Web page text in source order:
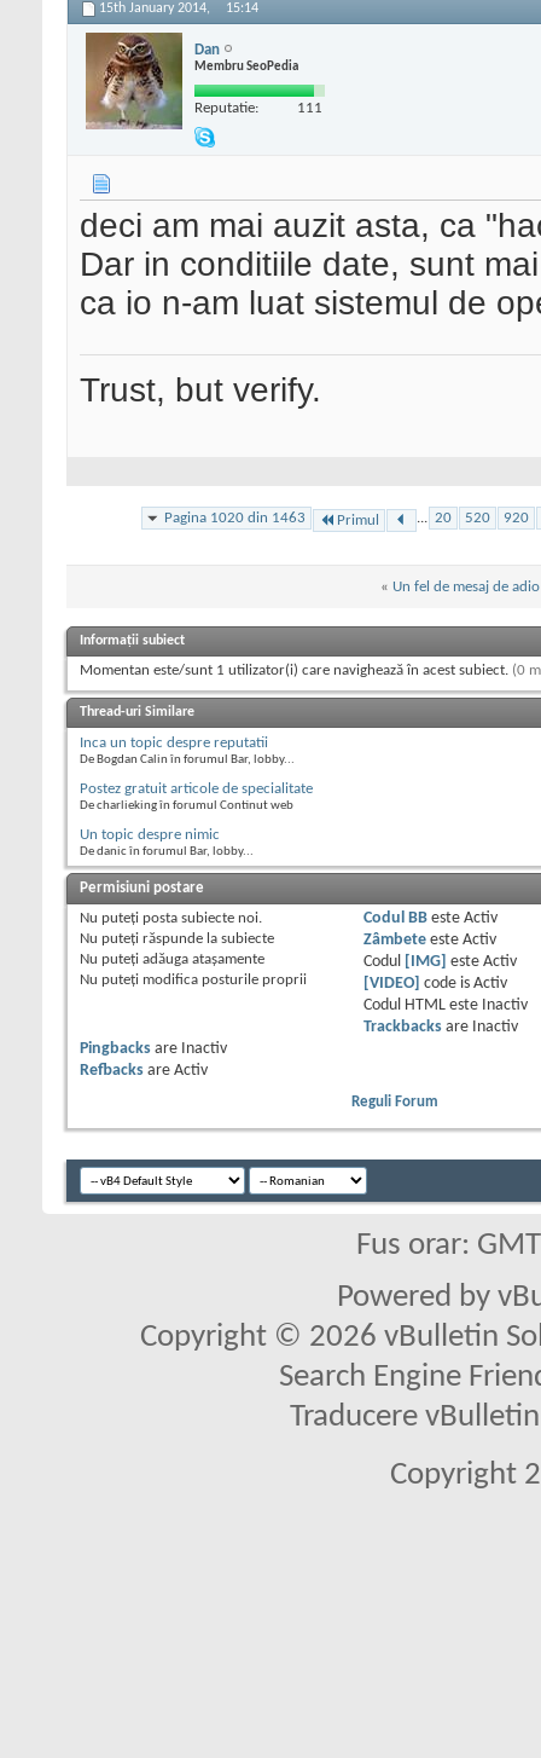
15th January 2014, 15:14
Dan
Membru SeoPedia
Reputatie: 111
deci am mai auzit asta, ca
Dar in conditiile date, sunt
ca io n-am luat sistemul de
Trust, but verify.
Pagina 1020 din 1463 Primul ... 20 520 920
« Un fel de mesaj de adio
Informații subiect
Momentan este/sunt 1 utilizator(i) care navighează în acest subiect. (0
Thread-uri Similare
Inca un topic despre reputatii
De Bogdan Calin în forumul Bar, lobby...
Postez gratuit articole de specialitate
De charlieking în forumul Continut web
Un topic despre nimic
De danic în forumul Bar, lobby...
Permisiuni postare
Nu puteţi posta subiecte noi.
Nu puteţi răspunde la subiecte
Nu puteţi adăuga ataşamente
Nu puteţi modifica posturile proprii
Codul BBeste Activ
Zâmbeteeste Activ
Codul
[IMG] este Activ
[VIDEO] code is Activ
Codul HTML este
Inactiv
Trackbacksare
Inactiv
Pingbacks are
Inactiv
Refbacks are Activ
Reguli Forum
Fus orar:
Powered by
Copyright © 2026 vBulletin
Search Engine
Traducere
Copyright